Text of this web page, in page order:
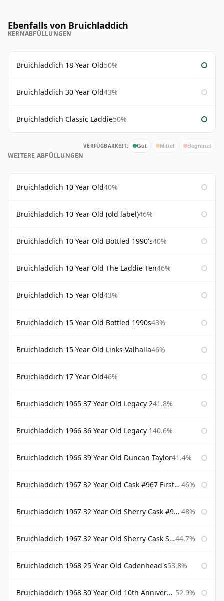
Ebenfalls von Bruichladdich
KERNABFÜLLUNGEN
Bruichladdich 18 Year Old50%
Bruichladdich 30 Year Old43%
Bruichladdich Classic Laddie50%
VERFÜGBARKEIT: Gut Mittel Begrenzt
WEITERE ABFÜLLUNGEN
Bruichladdich 10 Year Old40%
Bruichladdich 10 Year Old (old label)46%
Bruichladdich 10 Year Old Bottled 1990's40%
Bruichladdich 10 Year Old The Laddie Ten46%
Bruichladdich 15 Year Old43%
Bruichladdich 15 Year Old Bottled 1990s43%
Bruichladdich 15 Year Old Links Valhalla46%
Bruichladdich 17 Year Old46%
Bruichladdich 1965 37 Year Old Legacy 241.8%
Bruichladdich 1966 36 Year Old Legacy 140.6%
Bruichladdich 1966 39 Year Old Duncan Taylor41.4%
Bruichladdich 1967 32 Year Old Cask #967 First Cask 46%
Bruichladdich 1967 32 Year Old Sherry Cask #968 Signatory Wooden Box 48%
Bruichladdich 1967 32 Year Old Sherry Cask Signatory 44.7%
Bruichladdich 1968 25 Year Old Cadenhead's53.8%
Bruichladdich 1968 30 Year Old 10th Anniversary Signatory 52.9%